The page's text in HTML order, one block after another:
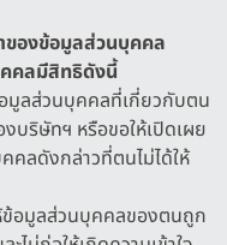
ของข้อมูลส่วนบุคคล
คคลมีสิทธิดังนี้
อมูลส่วนบุคคลที่เกี่ยวกับตน
บริษัทฯ หรือขอให้เปิดเผย
คลดังกล่าวที่ตนไม่ได้ให้
ข้อมูลส่วนบุคคลของตนถูก